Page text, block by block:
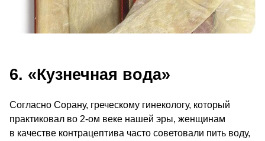
6. «Кузнечная вода»
Согласно Сорану, греческому гинекологу, который
практиковал во 2‑ом веке нашей эры, женщинам
в качестве контрацептива часто советовали пить воду,